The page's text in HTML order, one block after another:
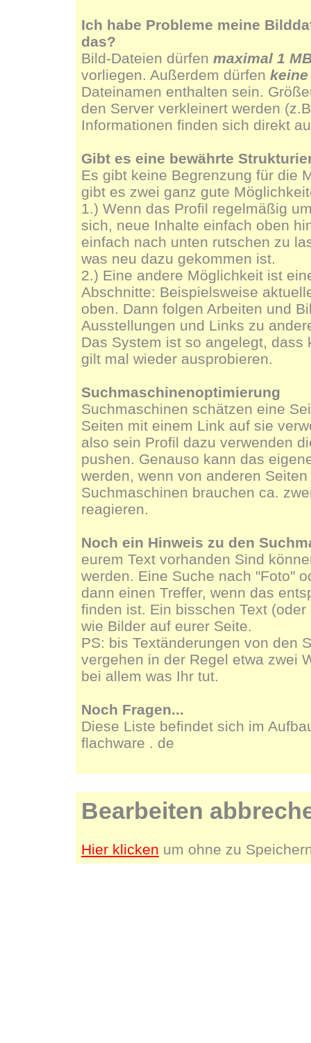
Ich habe Probleme meine
das?
Bild-Dateien dürfen maximal 1
vorliegen. Außerdem dürfen
Dateinamen enthalten sein.
den Server verkleinert werden
Informationen finden sich direkt
Gibt es eine bewährte
Es gibt keine Begrenzung für die
gibt es zwei ganz gute
1.) Wenn das Profil regelmäßig
sich, neue Inhalte einfach oben
einfach nach unten rutschen zu
was neu dazu gekommen ist.
2.) Eine andere Möglichkeit ist
Abschnitte: Beispielsweise
oben. Dann folgen Arbeiten und
Ausstellungen und Links zu
Das System ist so angelegt,
gilt mal wieder ausprobieren.
Suchmaschinenoptimierung
Suchmaschinen schätzen eine
Seiten mit einem Link auf sie
also sein Profil dazu verwenden
pushen. Genauso kann das
werden, wenn von anderen
Suchmaschinen brauchen ca.
reagieren.
Noch ein Hinweis zu den
eurem Text vorhanden Sind
werden. Eine Suche nach "Foto"
dann einen Treffer, wenn das
finden ist. Ein bisschen Text
wie Bilder auf eurer Seite.
PS: bis Textänderungen von den
vergehen in der Regel etwa zwei
bei allem was Ihr tut.
Noch Fragen...
Diese Liste befindet sich im
flachware . de
Bearbeiten
Hier klicken um ohne zu